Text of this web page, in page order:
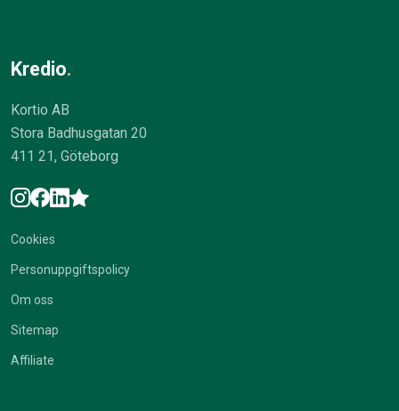
Kredio.
Kortio AB
Stora Badhusgatan 20
411 21, Göteborg
Cookies
Personuppgiftspolicy
Om oss
Sitemap
Affiliate